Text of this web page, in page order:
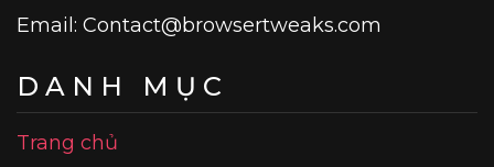
Email: Contact@browsertweaks.com
DANH MỤC
Trang chủ